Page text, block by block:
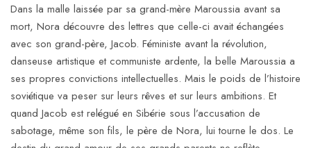
Dans la malle laissée par sa grand-mère Maroussia avant sa
mort, Nora découvre des lettres que celle-ci avait échangées
avec son grand-père, Jacob. Féministe avant la révolution,
danseuse artistique et communiste ardente, la belle Maroussia a
ses propres convictions intellectuelles. Mais le poids de l’histoire
soviétique va peser sur leurs rêves et sur leurs ambitions. Et
quand Jacob est relégué en Sibérie sous l’accusation de
sabotage, même son fils, le père de Nora, lui tourne le dos. Le